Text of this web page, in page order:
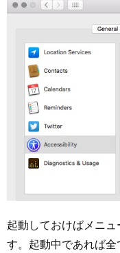
起動しておけばメニ
す。起動中であれば